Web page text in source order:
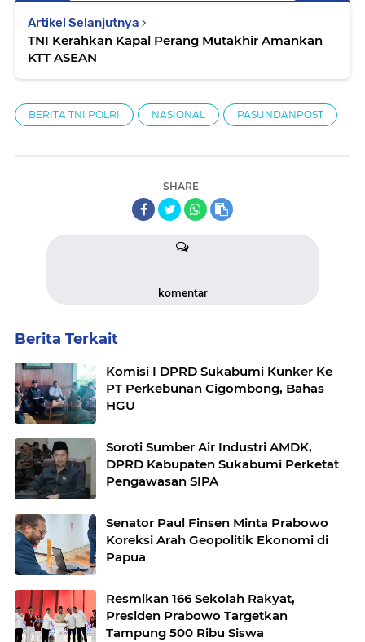
Artikel Selanjutnya
TNI Kerahkan Kapal Perang Mutakhir Amankan
KTT ASEAN
BERITA TNI POLRI NASIONAL PASUNDANPOST
SHARE
komentar
Berita Terkait
Komisi I DPRD Sukabumi Kunker Ke
PT Perkebunan Cigombong, Bahas
HGU
Soroti Sumber Air Industri AMDK,
DPRD Kabupaten Sukabumi Perketat
Pengawasan SIPA
Senator Paul Finsen Minta Prabowo
Koreksi Arah Geopolitik Ekonomi di
Papua
Resmikan 166 Sekolah Rakyat,
Presiden Prabowo Targetkan
Tampung 500 Ribu Siswa